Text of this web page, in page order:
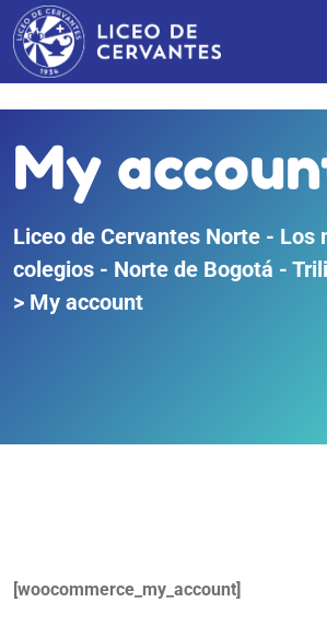
My
Liceo de Cervantes Norte - Los
colegios - Norte de Bogotá -
> My account
[woocommerce_my_account]